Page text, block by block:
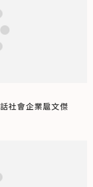
社會企業扈文傑